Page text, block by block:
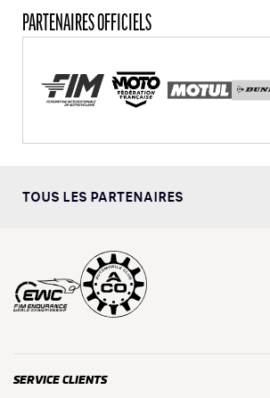
PARTENAIRES OFFICIELS
TOUS LES PARTENAIRES
SERVICE CLIENTS